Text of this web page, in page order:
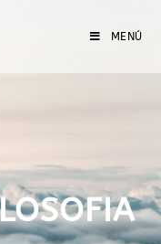
MENÚ